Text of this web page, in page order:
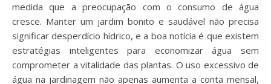
medida que a preocupação com o consumo de água
cresce. Manter um jardim bonito e saudável não precisa
significar desperdício hídrico, e a boa notícia é que existem
estratégias inteligentes para economizar água sem
comprometer a vitalidade das plantas. O uso excessivo de
água na jardinagem não apenas aumenta a conta mensal,